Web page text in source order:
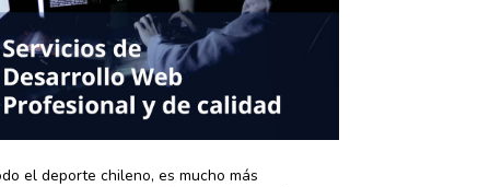
el deporte chileno, es mucho más